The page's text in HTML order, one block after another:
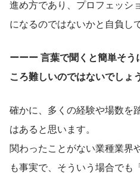
進め方であり、プロフェッシ
になるのではないかと自負し
ーーー 言葉で聞くと簡単そ
ころ難しいのではないでしょ
確かに、多くの経験や場数を
はあると思います。
関わったことがない業種業界
も事実で、そういう場合でも